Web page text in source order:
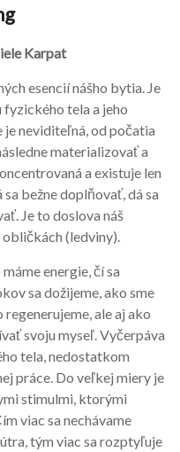
Karpat
esencií nášho bytia. Je
tela a jeho
neviditeľná, od počatia
materializovať a
a existuje len
bežne doplňovať, dá sa
Je to doslova náš
(ledviny).
energie, čí sa
sa dožijeme, ako sme
ale aj ako
svoju myseľ. Vyčerpáva
tela, nedostatkom
práce. Do veľkej miery je
stimulmi, ktorými
viac sa nechávame
tým viac sa rozptyľuje